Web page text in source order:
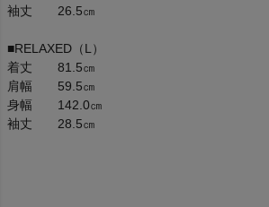
袖丈 26.5㎝
■RELAXED（L）
着丈 81.5㎝
肩幅 59.5㎝
身幅 142.0㎝
袖丈 28.5㎝